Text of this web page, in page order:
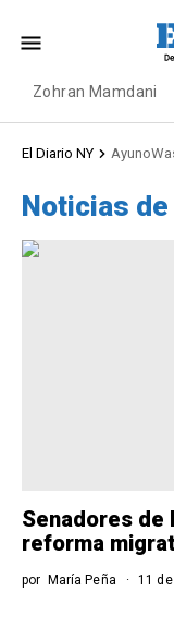
Zohran Mamdani
El Diario NY
Noticias de
Senadores de
reforma
por María Peña 11